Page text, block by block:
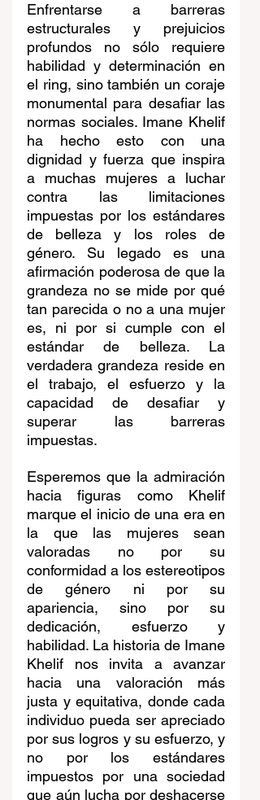
Enfrentarse a barreras
estructurales y prejuicios
profundos no sólo requiere
habilidad y determinación en
el ring, sino también un coraje
monumental para desafiar las
normas sociales. Imane Khelif
ha hecho esto con una
dignidad y fuerza que inspira
a muchas mujeres a luchar
contra las limitaciones
impuestas por los estándares
de belleza y los roles de
género. Su legado es una
afirmación poderosa de que la
grandeza no se mide por qué
tan parecida o no a una mujer
es, ni por si cumple con el
estándar de belleza. La
verdadera grandeza reside en
el trabajo, el esfuerzo y la
capacidad de desafiar y
superar las barreras
impuestas.
Esperemos que la admiración
hacia figuras como Khelif
marque el inicio de una era en
la que las mujeres sean
valoradas no por su
conformidad a los estereotipos
de género ni por su
apariencia, sino por su
dedicación, esfuerzo y
habilidad. La historia de Imane
Khelif nos invita a avanzar
hacia una valoración más
justa y equitativa, donde cada
individuo pueda ser apreciado
por sus logros y su esfuerzo, y
no por los estándares
impuestos por una sociedad
que aún lucha por deshacerse